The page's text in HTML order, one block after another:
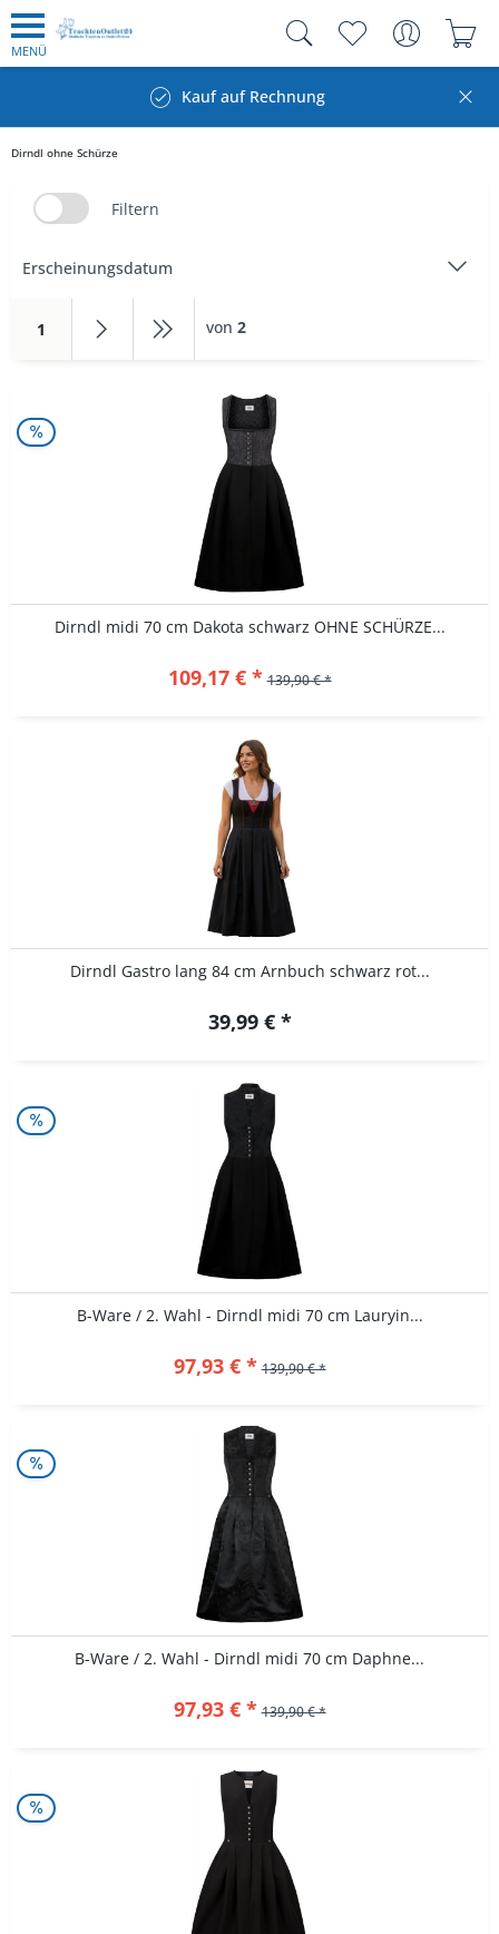
MENÜ
Kauf auf Rechnung
Dirndl ohne Schürze
Filtern
1 von 2
Dirndl midi 70 cm Dakota schwarz OHNE SCHÜRZE...
109,17 € * 139,90 € *
Dirndl Gastro lang 84 cm Arnbuch schwarz rot...
39,99 € *
B-Ware / 2. Wahl - Dirndl midi 70 cm Lauryin...
97,93 € * 139,90 € *
B-Ware / 2. Wahl - Dirndl midi 70 cm Daphne...
97,93 € * 139,90 € *